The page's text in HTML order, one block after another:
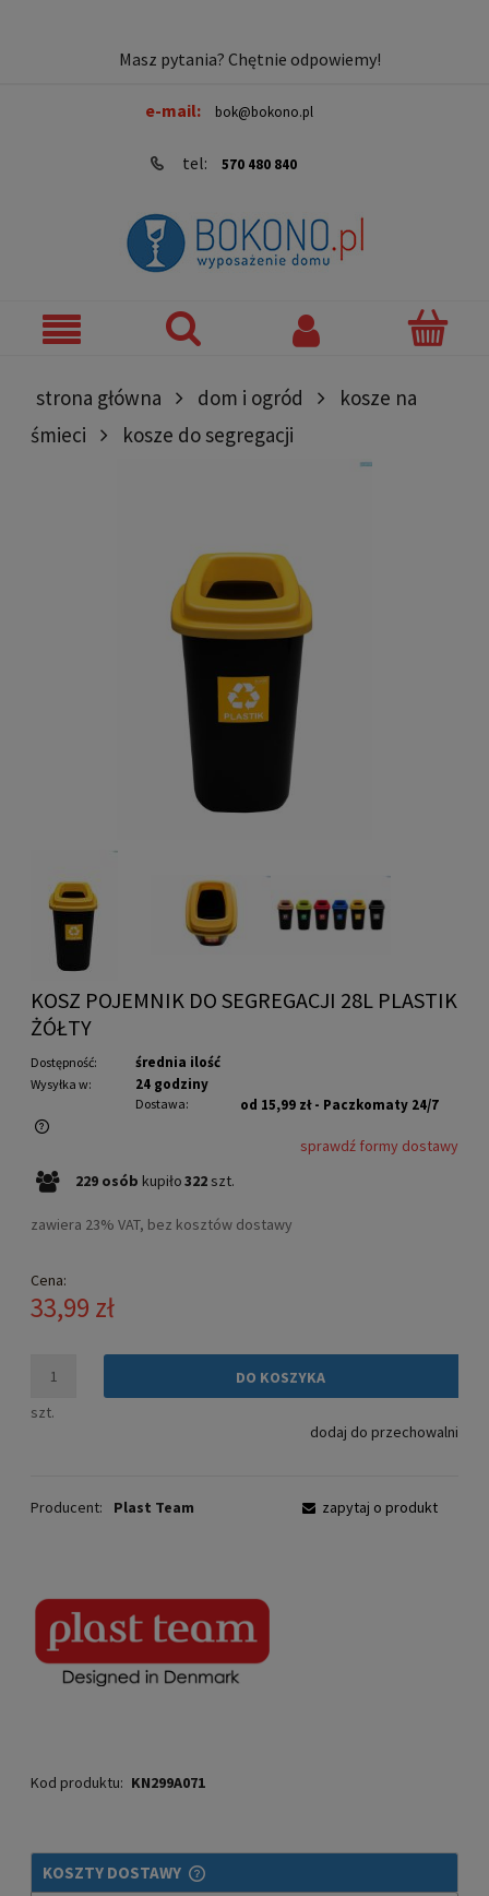
Masz pytania? Chętnie odpowiemy!
e-mail: bok@bokono.pl
tel: 570 480 840
strona główna dom i ogród
kosze na
śmieci
kosze do segregacji
KOSZ POJEMNIK DO SEGREGACJI 28L PLASTIK
ŻÓŁTY
Dostępność: średnia ilość
Wysyłka w: 24 godziny
Dostawa: od 15,99 zł - Paczkomaty 24/7
Cena nie zawiera ewentualnych kosztów płatności
sprawdź formy dostawy
229 osób kupiło322 szt.
zawiera 23% VAT, bez kosztów dostawy
Cena:
33,99 zł
szt.
DO KOSZYKA
dodaj do przechowalni
Producent: Plast Team
Kod produktu: KN299A071
zapytaj o produkt
KOSZTY DOSTAWY
CENA NIE ZAWIERA EWENTUALNYCH KOSZTÓW PŁATNOŚCI